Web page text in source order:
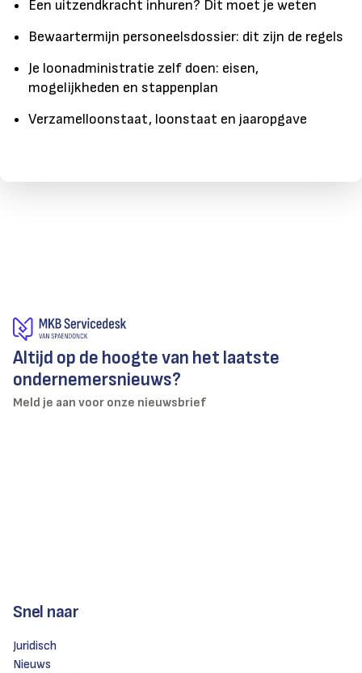
Een uitzendkracht inhuren? Dit moet je weten
Bewaartermijn personeelsdossier: dit zijn de regels
Je loonadministratie zelf doen: eisen,
mogelijkheden en stappenplan
Verzamelloonstaat, loonstaat en jaaropgave
Altijd op de hoogte van het laatste
ondernemersnieuws?
Meld je aan voor onze nieuwsbrief
Snel naar
Juridisch
Nieuws